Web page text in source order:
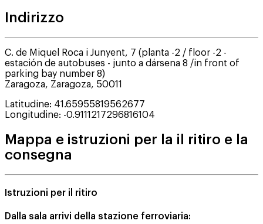
Indirizzo
C. de Miquel Roca i Junyent, 7 (planta -2 / floor -2 -
estación de autobuses - junto a dársena 8 /in front of
parking bay number 8)
Zaragoza, Zaragoza, 50011
Latitudine: 41.65955819562677
Longitudine: -0.9111217296816104
Mappa e istruzioni per la il ritiro e la
consegna
Istruzioni per il ritiro
Dalla sala arrivi della stazione ferroviaria: